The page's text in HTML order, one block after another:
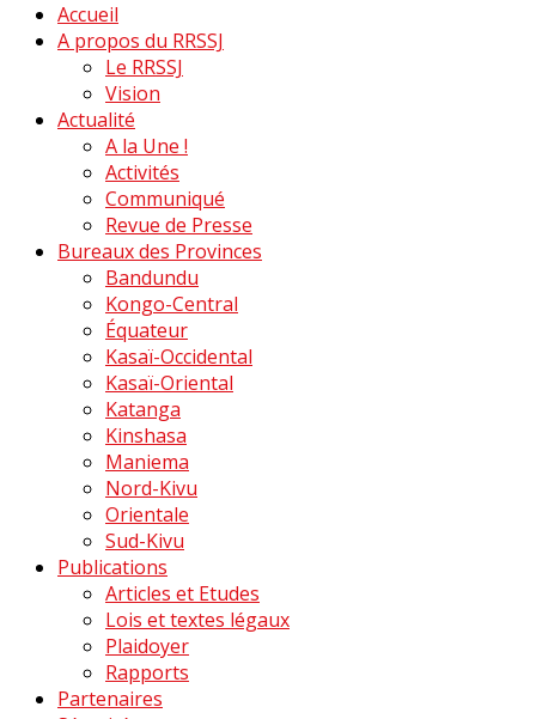
Accueil
A propos du RRSSJ
Le RRSSJ
Vision
Actualité
A la Une !
Activités
Communiqué
Revue de Presse
Bureaux des Provinces
Bandundu
Kongo-Central
Équateur
Kasaï-Occidental
Kasaï-Oriental
Katanga
Kinshasa
Maniema
Nord-Kivu
Orientale
Sud-Kivu
Publications
Articles et Etudes
Lois et textes légaux
Plaidoyer
Rapports
Partenaires